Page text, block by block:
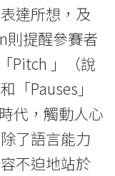
達所想，及
則提醒參賽者
Pitch 」（說
「Pauses」
代，觸動人心
了語言能力
不迫地站於